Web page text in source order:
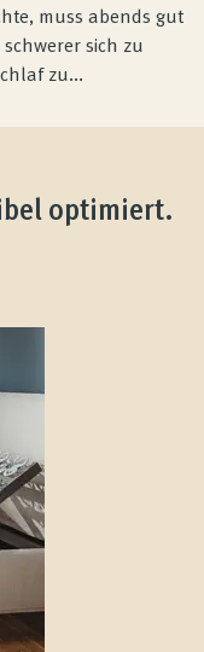
muss abends gut
sich zu
zu...
optimiert.